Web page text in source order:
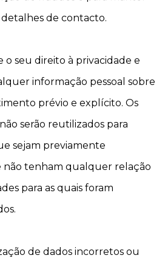
de contacto.
o seu direito à privacidade e
informação pessoal sobre
prévio e explícito. Os
serão reutilizados para
sejam previamente
não tenham qualquer relação
para as quais foram
de dados incorretos ou